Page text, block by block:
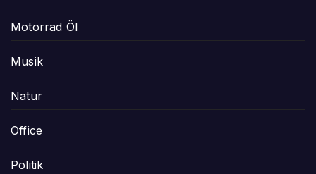
Motorrad Öl
Musik
Natur
Office
Politik